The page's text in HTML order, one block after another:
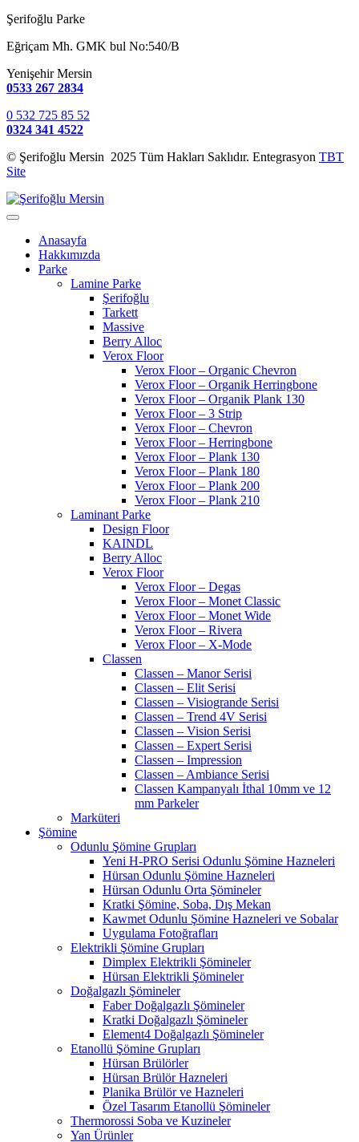
Şerifoğlu Parke
Eğriçam Mh. GMK bul No:540/B
Yenişehir Mersin
0533 267 2834
0 532 725 85 52
0324 341 4522
© Şerifoğlu Mersin 2025 Tüm Hakları Saklıdır. Entegrasyon TBT
Site
Anasayfa
Hakkımızda
Parke
Lamine Parke
Şerifoğlu
Tarkett
Massive
Berry Alloc
Verox Floor
Verox Floor – Organic Chevron
Verox Floor – Organik Herringbone
Verox Floor – Organik Plank 130
Verox Floor – 3 Strip
Verox Floor – Chevron
Verox Floor – Herringbone
Verox Floor – Plank 130
Verox Floor – Plank 180
Verox Floor – Plank 200
Verox Floor – Plank 210
Laminant Parke
Design Floor
KAINDL
Berry Alloc
Verox Floor
Verox Floor – Degas
Verox Floor – Monet Classic
Verox Floor – Monet Wide
Verox Floor – Rivera
Verox Floor – X-Mode
Classen
Classen – Manor Serisi
Classen – Elit Serisi
Classen – Visiogrande Serisi
Classen – Trend 4V Serisi
Classen – Vision Serisi
Classen – Expert Serisi
Classen – Impression
Classen – Ambiance Serisi
Classen Kampanyalı İthal 10mm ve 12
mm Parkeler
Marküteri
Şömine
Odunlu Şömine Grupları
Yeni H-PRO Serisi Odunlu Şömine Hazneleri
Hürsan Odunlu Şömine Hazneleri
Hürsan Odunlu Orta Şömineler
Kratki Şömine, Soba, Dış Mekan
Kawmet Odunlu Şömine Hazneleri ve Sobalar
Uygulama Fotoğrafları
Elektrikli Şömine Grupları
Dimplex Elektrikli Şömineler
Hürsan Elektrikli Şömineler
Doğalgazlı Şömineler
Faber Doğalgazlı Şömineler
Kratki Doğalgazlı Şömineler
Element4 Doğalgazlı Şömineler
Etanollü Şömine Grupları
Hürsan Brülörler
Hürsan Brülör Hazneleri
Planika Brülör ve Hazneleri
Özel Tasarım Etanollü Şömineler
Thermorossi Soba ve Kuzineler
Yan Ürünler